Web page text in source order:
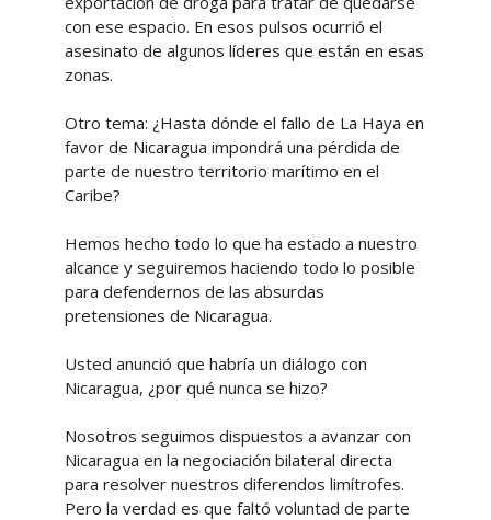
con ese espacio. En esos pulsos ocurrió el
asesinato de algunos líderes que están en esas
zonas.
Otro tema: ¿Hasta dónde el fallo de La Haya en
favor de Nicaragua impondrá una pérdida de
parte de nuestro territorio marítimo en el
Caribe?
Hemos hecho todo lo que ha estado a nuestro
alcance y seguiremos haciendo todo lo posible
para defendernos de las absurdas
pretensiones de Nicaragua.
Usted anunció que habría un diálogo con
Nicaragua, ¿por qué nunca se hizo?
Nosotros seguimos dispuestos a avanzar con
Nicaragua en la negociación bilateral directa
para resolver nuestros diferendos limítrofes.
Pero la verdad es que faltó voluntad de parte